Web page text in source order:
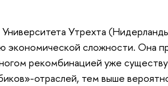
Утрехта
экономической сложности. Она
рекомбинацией уже
отраслей, тем выше